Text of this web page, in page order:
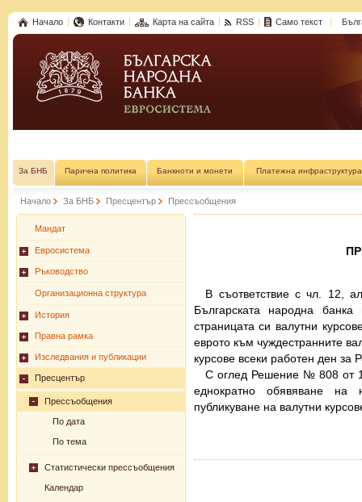
Начало Контакти Карта на сайта RSS Само текст
За БНБ Парична политика Банкноти и монети Платежна инфраструктура
Начало За БНБ Пресцентър Прессъобщения
Мандат
Евросистема
Ръководство
Организационна структура
История
Правна рамка
Изследвания и публикации
Пресцентър
Прессъобщения
По дата
По тема
Статистически прессъобщения
Календар
В съответствие с чл. 12,
Българската народна
страницата си валутни
еврото към чуждестранните
курсове всеки работен ден за
С оглед Решение № 808 от
еднократно обявяване на
публикуване на валутни